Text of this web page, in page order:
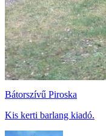
Bátorszívű Piroska
Kis kerti barlang kiadó.